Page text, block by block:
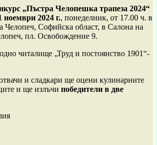
„Пъстра Челопешка трапеза 2024“
ноември 2024 г., понеделник, от 17.00 ч. в
Челопеч, Софийска област, в Салона на
пл. Освобождение 9.
читалище „Труд и постоянство 1901“-
и сладкари ще оцени кулинарните
и ще излъчи победители в две